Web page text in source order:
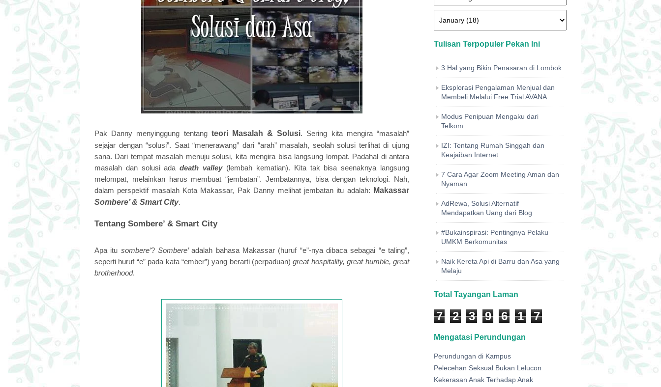
Pak Danny menyinggung tentang teori Masalah & Solusi. Sering kita mengira “masalah”
sejajar dengan “solusi”. Saat “menerawang” dari “arah” masalah, seolah solusi terlihat di ujung
sana. Dari tempat masalah menuju solusi, kita mengira bisa langsung lompat. Padahal di antara
masalah dan solusi adadeath valley (lembah kematian). Kita tak bisa seenaknya langsung
melompat, melainkan harus membuat “jembatan”. Jembatannya, bisa dengan teknologi. Nah,
dalam perspektif masalah Kota Makassar, Pak Danny melihat jembatan itu adalah: Makassar
Sombere’ & Smart City.
Tentang Sombere’ & Smart City
Apa itu sombere’?Sombere’adalah bahasa Makassar (huruf “e”-nya dibaca sebagai “e taling”,
seperti huruf “e” pada kata “ember”) yang berarti (perpaduan)great hospitality, great humble, great
brotherhood.
Tulisan Terpopuler Pekan Ini
3 Hal yang Bikin Penasaran di Lombok
Eksplorasi Pengalaman Menjual dan
Membeli Melalui Free Trial AVANA
Modus Penipuan Mengaku dari
Telkom
IZI: Tentang Rumah Singgah dan
Keajaiban Internet
7 Cara Agar Zoom Meeting Aman dan
Nyaman
AdRewa, Solusi Alternatif
Mendapatkan Uang dari Blog
#Bukainspirasi: Pentingnya Pelaku
UMKM Berkomunitas
Naik Kereta Api di Barru dan Asa yang
Melaju
Total Tayangan Laman
7 2 3 9 6 1 7
Mengatasi Perundungan
Perundungan di Kampus
Pelecehan Seksual Bukan Lelucon
Kekerasan Anak Terhadap Anak